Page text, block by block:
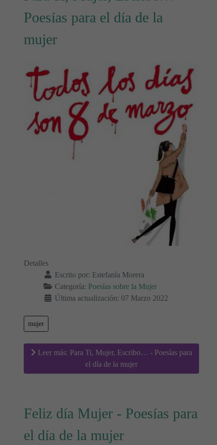
Poesías para el día de la
mujer
Detalles
Escrito por: Estefanía Morera
Categoría: Poesías sobre la Mujer
Última actualización: 07 Marzo 2022
mujer
Leer más: Para Ti, Mujer, Escribo… - Poesías para
el día de la mujer
Feliz día Mujer - Poesías para
el día de la mujer